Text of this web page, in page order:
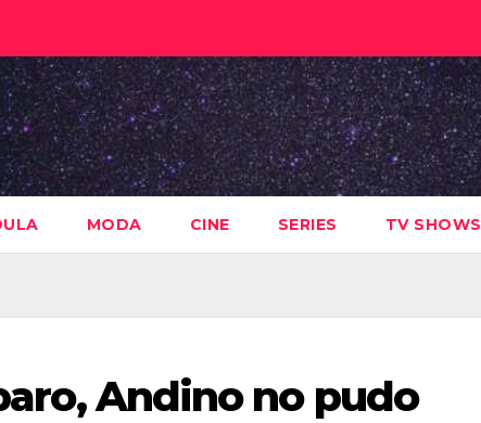
MODA CINE SERIES TV SHOWS
Andino no pudo